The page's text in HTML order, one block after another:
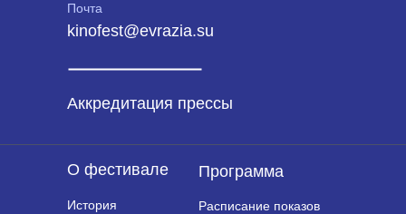
Аккредитация прессы
Почта
kinofest@evrazia.su
О фестивале
История Расписание показов
Программа